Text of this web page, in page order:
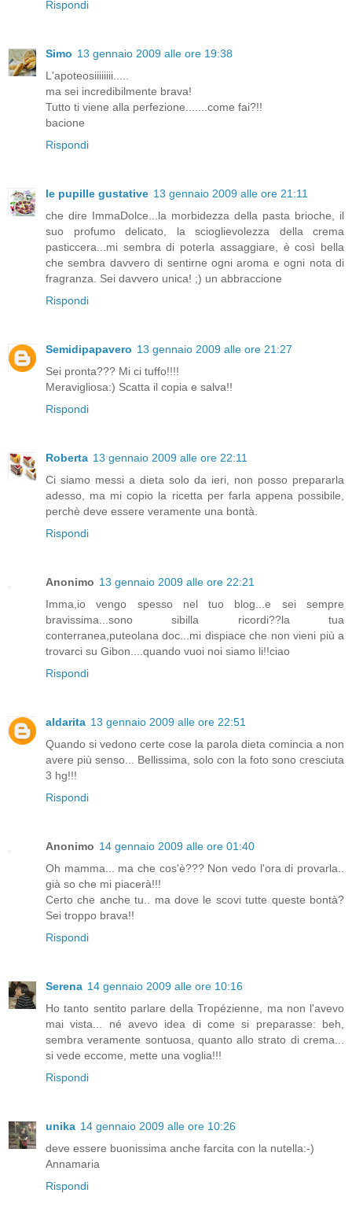
Rispondi
Simo 13 gennaio 2009 alle ore 19:38
L'apoteosiiiiiiii.....
ma sei incredibilmente brava!
Tutto ti viene alla perfezione.......come fai?!!
bacione
Rispondi
le pupille gustative 13 gennaio 2009 alle ore 21:11
che dire ImmaDolce...la morbidezza della pasta brioche, il
suo profumo delicato, la scioglievolezza della crema
pasticcera...mi sembra di poterla assaggiare, è così bella
che sembra davvero di sentirne ogni aroma e ogni nota di
fragranza. Sei davvero unica! ;) un abbraccione
Rispondi
Semidipapavero 13 gennaio 2009 alle ore 21:27
Sei pronta??? Mi ci tuffo!!!!
Meravigliosa:) Scatta il copia e salva!!
Rispondi
Roberta 13 gennaio 2009 alle ore 22:11
Ci siamo messi a dieta solo da ieri, non posso prepararla
adesso, ma mi copio la ricetta per farla appena possibile,
perchè deve essere veramente una bontà.
Rispondi
Anonimo 13 gennaio 2009 alle ore 22:21
Imma,io vengo spesso nel tuo blog...e sei sempre
bravissima...sono sibilla ricordi??la tua
conterranea,puteolana doc...mi dispiace che non vieni più a
trovarci su Gibon....quando vuoi noi siamo li!!ciao
Rispondi
aldarita 13 gennaio 2009 alle ore 22:51
Quando si vedono certe cose la parola dieta comincia a non
avere più senso... Bellissima, solo con la foto sono cresciuta
3 hg!!!
Rispondi
Anonimo 14 gennaio 2009 alle ore 01:40
Oh mamma... ma che cos'è??? Non vedo l'ora di provarla..
già so che mi piacerà!!!
Certo che anche tu.. ma dove le scovi tutte queste bontà?
Sei troppo brava!!
Rispondi
Serena 14 gennaio 2009 alle ore 10:16
Ho tanto sentito parlare della Tropézienne, ma non l'avevo
mai vista... né avevo idea di come si preparasse: beh,
sembra veramente sontuosa, quanto allo strato di crema...
si vede eccome, mette una voglia!!!
Rispondi
unika 14 gennaio 2009 alle ore 10:26
deve essere buonissima anche farcita con la nutella:-)
Annamaria
Rispondi